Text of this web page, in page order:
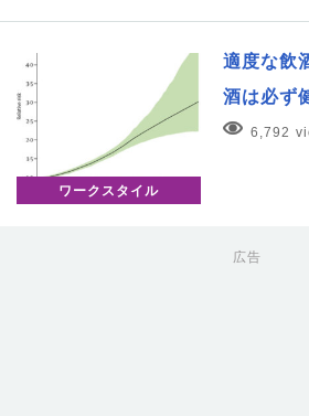
ワークスタイル
適度な飲
酒は必ず
6,792
広告